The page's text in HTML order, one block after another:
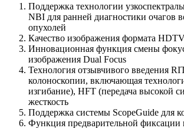
Поддержка технологии
NBI для ранней диагностики очагов
опухолей
Качество изображения формата
Инновационная функция смены
изображения Dual Focus
Технология отзывчивого введения
колоноскопии, включающая
изгибание), HFT (передача высокой
жесткость
Поддержка системы ScopeGuide для
Функция предварительной фиксации